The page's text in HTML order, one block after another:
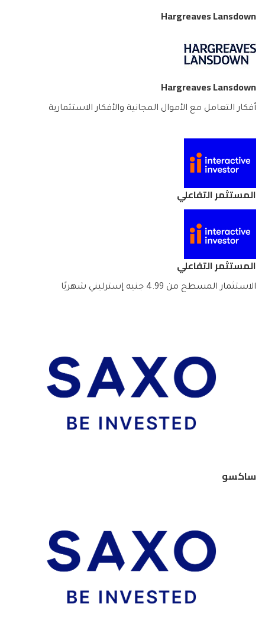
Hargreaves Lansdown
Hargreaves Lansdown
أفكار التعامل مع الأموال المجانية والأفكار الاستثمارية
المستثمر التفاعلي
المستثمر التفاعلي
الاستثمار المسطح من 4.99 جنيه إسترليني شهريًا
ساكسو